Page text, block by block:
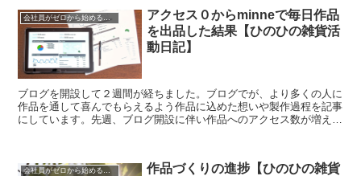
アクセス０からminneで毎日作品
を出品した結果【ひのひの雑貨活
動日記】
ブログを開設して２週間が経ちました。ブログでが、より多くの人に
作品を通して喜んでもらえるよう作品に込めた想いや製作過程を記事
にしています。先週、ブログ開設に伴い作品へのアクセス数が増えま
会社員がゼロから始めるハンドメイド活動
作品づくりの進捗【ひのひの雑貨